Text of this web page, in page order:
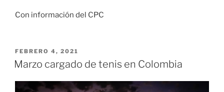
Con información del CPC
PUBLICADO
EL
FEBRERO 4, 2021
Marzo cargado de tenis en Colombia